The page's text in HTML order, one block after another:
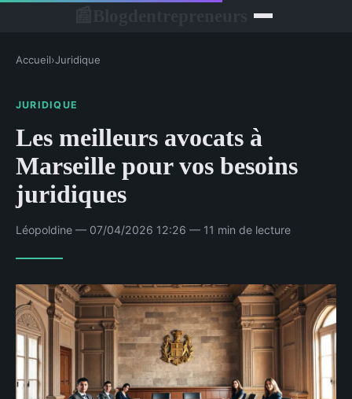
Accueil›Juridique
JURIDIQUE
Les meilleurs avocats à
Marseille pour vos besoins
juridiques
Léopoldine — 07/04/2026 12:26 — 11 min de lecture